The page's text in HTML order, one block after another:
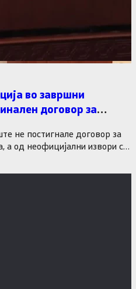
во завршни
договор за
не постигнале договор за
а од неофицијални извори се